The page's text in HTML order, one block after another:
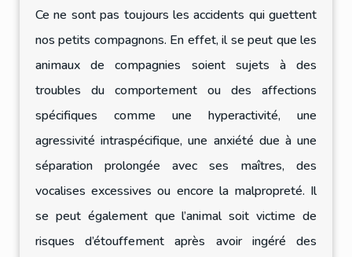
Ce ne sont pas toujours les accidents qui guettent
nos petits compagnons. En effet, il se peut que les
animaux de compagnies soient sujets à des
troubles du comportement ou des affections
spécifiques comme une hyperactivité, une
agressivité intraspécifique, une anxiété due à une
séparation prolongée avec ses maîtres, des
vocalises excessives ou encore la malpropreté. Il
se peut également que l’animal soit victime de
risques d’étouffement après avoir ingéré des